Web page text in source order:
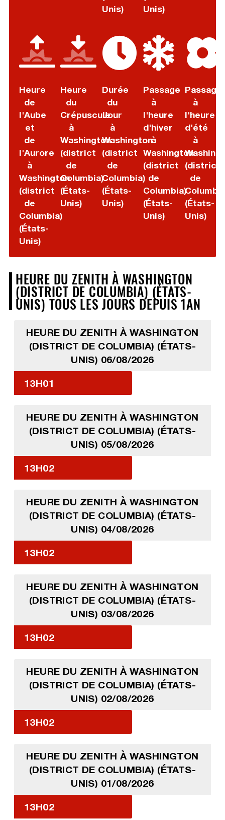
Unis)
Unis)
Heure
de
l'Aube
et
de
l'Aurore
à
Washington
(district
de
Columbia)
(États-
Unis)
Heure
du
Crépuscule
à
Washington
(district
de
Columbia)
(États-
Unis)
Durée
du
Jour
à
Washington
(district
de
Columbia)
(États-
Unis)
Passage
à
l'heure
d'hiver
à
Washington
(district
de
Columbia)
(États-
Unis)
Passage
à
l'heure
d'été
à
(district
de
(États-
Unis)
HEURE DU ZENITH À WASHINGTON
(DISTRICT DE COLUMBIA) (ÉTATS-
UNIS) TOUS LES JOURS DEPUIS 1AN
HEURE DU ZENITH À WASHINGTON
(DISTRICT DE COLUMBIA) (ÉTATS-
UNIS) 06/08/2026
13H01
HEURE DU ZENITH À WASHINGTON
(DISTRICT DE COLUMBIA) (ÉTATS-
UNIS) 05/08/2026
13H02
HEURE DU ZENITH À WASHINGTON
(DISTRICT DE COLUMBIA) (ÉTATS-
UNIS) 04/08/2026
13H02
HEURE DU ZENITH À WASHINGTON
(DISTRICT DE COLUMBIA) (ÉTATS-
UNIS) 03/08/2026
13H02
HEURE DU ZENITH À WASHINGTON
(DISTRICT DE COLUMBIA) (ÉTATS-
UNIS) 02/08/2026
13H02
HEURE DU ZENITH À WASHINGTON
(DISTRICT DE COLUMBIA) (ÉTATS-
UNIS) 01/08/2026
13H02